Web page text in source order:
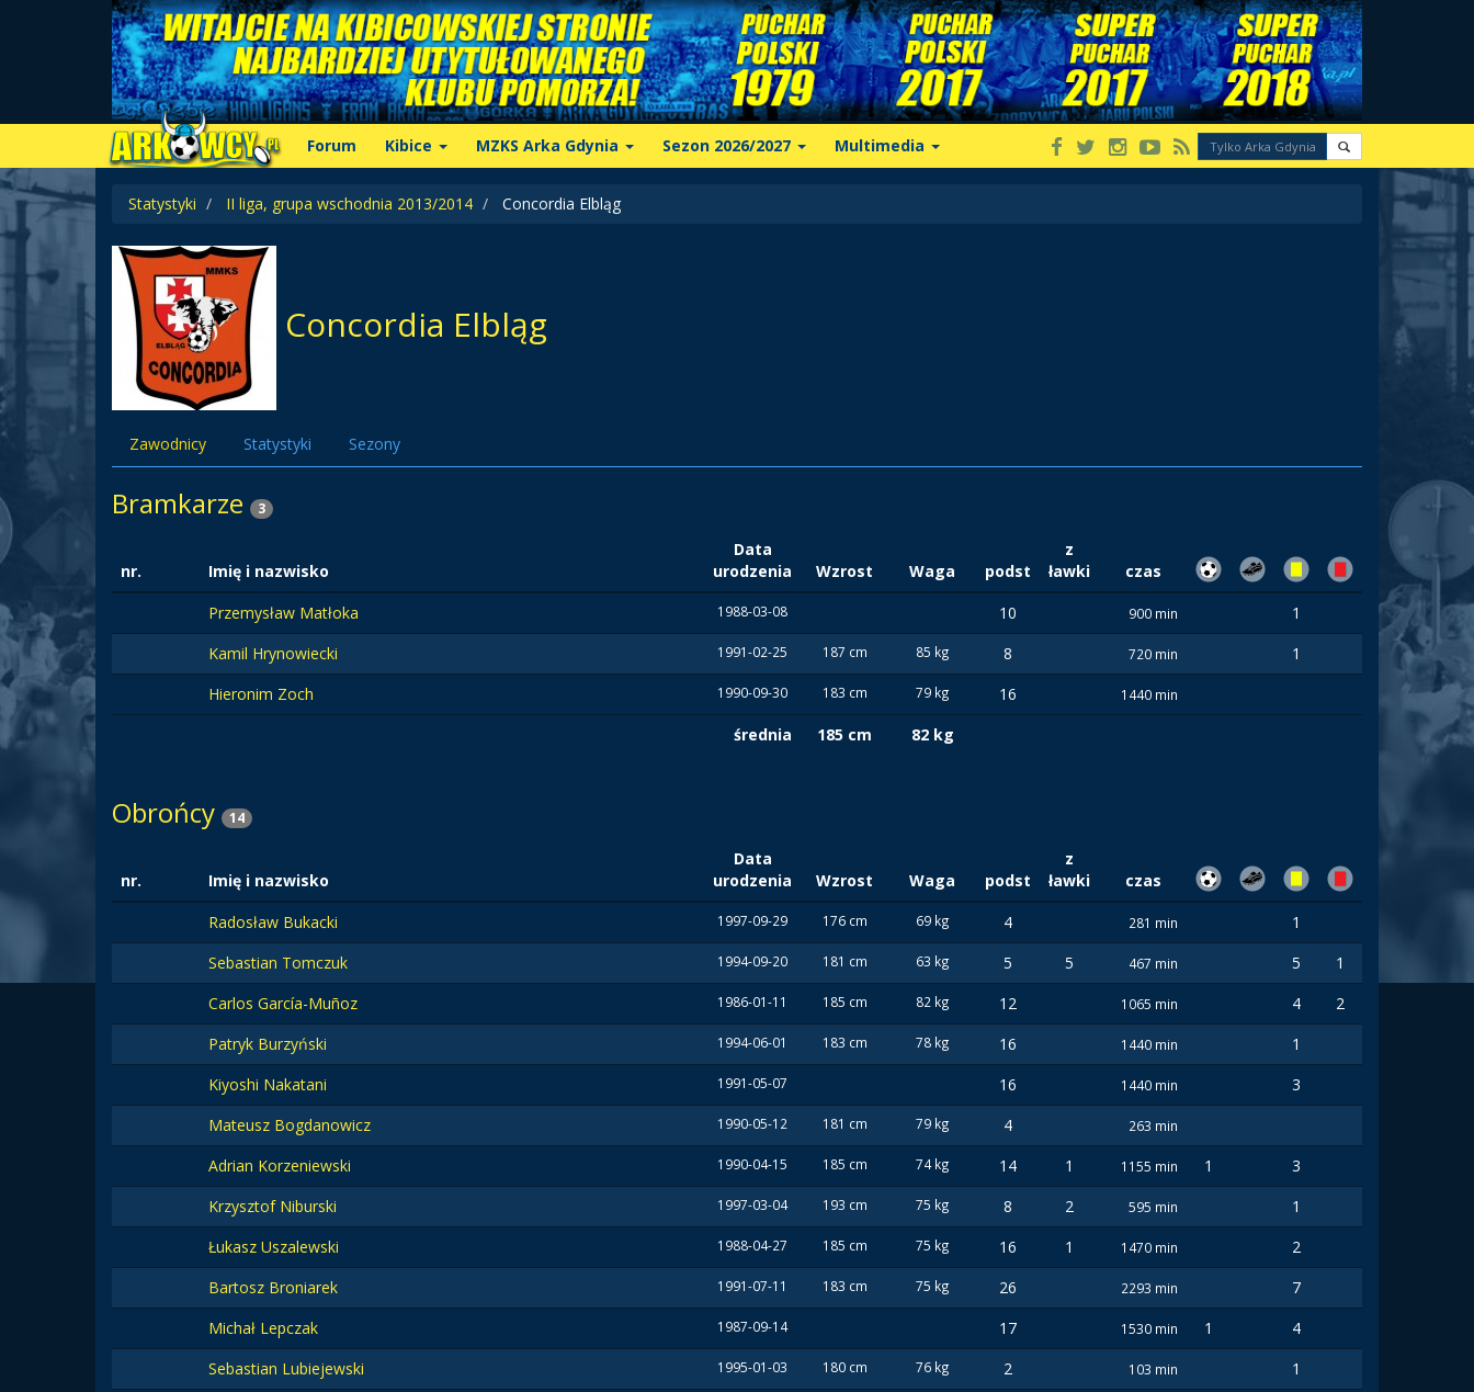
Forum Kibice MZKS Arka Gdynia Sezon 2026/2027 Multimedia
Statystyki II liga, grupa wschodnia 2013/2014 Concordia Elbląg
Concordia Elbląg
Zawodnicy Statystyki Sezony
Bramkarze 3
nr. Imię i nazwisko
Data
urodzenia
Wzrost Waga podst
z
ławki
czas
Przemysław Matłoka
1988-03-08 10 900 min
1
Kamil Hrynowiecki
1991-02-25 187 cm 85 kg 8 720 min
1
Hieronim Zoch
1990-09-30 183 cm 79 kg 16 1440 min
średnia 185 cm 82 kg
Obrońcy 14
nr. Imię i nazwisko
Data
urodzenia
Wzrost Waga podst
z
ławki
czas
Radosław Bukacki
1997-09-29 176 cm 69 kg 4 281 min
1
Sebastian Tomczuk
1994-09-20 181 cm 63 kg 5 5 467 min 5
1
Carlos García-Muñoz
1986-01-11 185 cm 82 kg 12 1065 min 4
2
Patryk Burzyński
1994-06-01 183 cm 78 kg 16 1440 min
1
Kiyoshi Nakatani
1991-05-07 16 1440 min
3
Mateusz Bogdanowicz
1990-05-12 181 cm 79 kg 4 263 min
Adrian Korzeniewski 1990-04-15 185 cm 74 kg 14 1 1155 min 1
3
Krzysztof Niburski
1997-03-04 193 cm 75 kg 8 2 595 min
1
Łukasz Uszalewski
1988-04-27 185 cm 75 kg 16 1 1470 min
2
Bartosz Broniarek
1991-07-11 183 cm 75 kg 26 2293 min
7
Michał Lepczak
1987-09-14 17 1530 min 1
4
Sebastian Lubiejewski
1995-01-03 180 cm 76 kg 2 103 min
1